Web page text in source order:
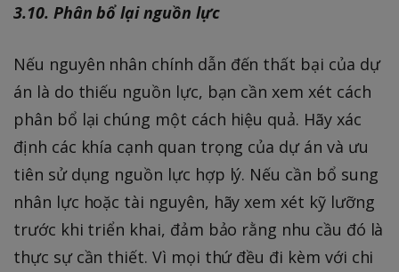
3.10. Phân bổ lại nguồn lực
Nếu nguyên nhân chính dẫn đến thất bại của dự
án là do thiếu nguồn lực, bạn cần xem xét cách
phân bổ lại chúng một cách hiệu quả. Hãy xác
định các khía cạnh quan trọng của dự án và ưu
tiên sử dụng nguồn lực hợp lý. Nếu cần bổ sung
nhân lực hoặc tài nguyên, hãy xem xét kỹ lưỡng
trước khi triển khai, đảm bảo rằng nhu cầu đó là
thực sự cần thiết. Vì mọi thứ đều đi kèm với chi